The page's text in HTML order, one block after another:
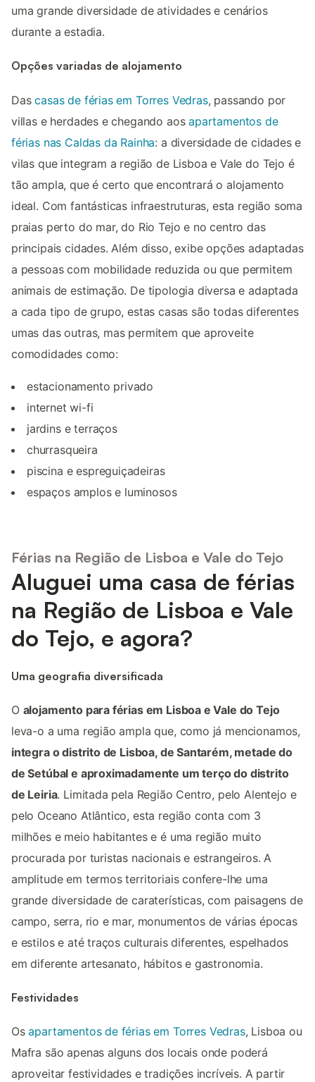
uma grande diversidade de atividades e cenários
durante a estadia.
Opções variadas de alojamento
Dascasas de férias em Torres Vedras, passando por
villas e herdades e chegando aosapartamentos de
férias nas Caldas da Rainha: a diversidade de cidades e
vilas que integram a região de Lisboa e Vale do Tejo é
tão ampla, que é certo que encontrará o alojamento
ideal. Com fantásticas infraestruturas, esta região soma
praias perto do mar, do Rio Tejo e no centro das
principais cidades. Além disso, exibe opções adaptadas
a pessoas com mobilidade reduzida ou que permitem
animais de estimação. De tipologia diversa e adaptada
a cada tipo de grupo, estas casas são todas diferentes
umas das outras, mas permitem que aproveite
comodidades como:
estacionamento privado
internet wi-fi
jardins e terraços
churrasqueira
piscina e espreguiçadeiras
espaços amplos e luminosos
Férias na Região de Lisboa e Vale do Tejo
Aluguei uma casa de férias
na Região de Lisboa e Vale
do Tejo, e agora?
Uma geografia diversificada
O alojamento para férias em Lisboa e Vale do Tejo
leva-o a uma região ampla que, como já mencionamos,
integra o distrito de Lisboa, de Santarém, metade do
de Setúbal e aproximadamente um terço do distrito
de Leiria. Limitada pela Região Centro, pelo Alentejo e
pelo Oceano Atlântico, esta região conta com 3
milhões e meio habitantes e é uma região muito
procurada por turistas nacionais e estrangeiros. A
amplitude em termos territoriais confere-lhe uma
grande diversidade de caraterísticas, com paisagens de
campo, serra, rio e mar, monumentos de várias épocas
e estilos e até traços culturais diferentes, espelhados
em diferente artesanato, hábitos e gastronomia.
Festividades
Osapartamentos de férias em Torres Vedras, Lisboa ou
Mafra são apenas alguns dos locais onde poderá
aproveitar festividades e tradições incríveis. A partir